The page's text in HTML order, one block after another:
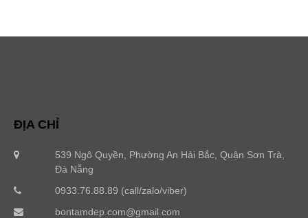
ĐỊA CHỈ
539 Ngô Quyền, Phường An Hải Bắc, Quận Sơn Trà,
Đà Nẵng
0933.76.88.89 (call/zalo/viber)
bontamdep.com@gmail.com